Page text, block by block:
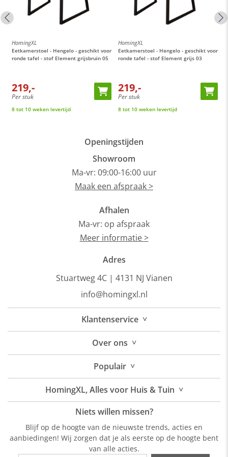
HomingXL
Eetkamerstoel - Hengelo - geschikt voor
ronde tafel - stof Element grijsbruin 05
219,-
Per stuk
8 tot 10 weken levertijd
HomingXL
Eetkamerstoel - Hengelo - geschikt voor
ronde tafel - stof Element grijs 03
219,-
Per stuk
8 tot 10 weken levertijd
Openingstijden
Showroom
Ma-vr: 09:00-16:00 uur
Maak een afspraak >
Afhalen
Ma-vr: op afspraak
Meer informatie >
Adres
Stuartweg 4C | 4131 NJ Vianen
info@homingxl.nl
Klantenservice ˅
Overons ˅
Populair ˅
HomingXL, Alles voor Huis & Tuin ˅
Niets willen missen?
Blijf op de hoogte van de nieuwste trends, acties en
aanbiedingen! Wij zorgen dat je als eerste op de hoogte bent
van alle acties.